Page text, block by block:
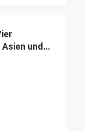
und